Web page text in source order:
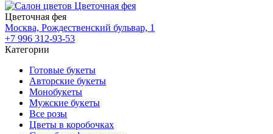
Цветочная фея
Москва, Рождественский бульвар, 1
+7 996 312-93-53
Категории
Готовые букеты
Авторские букеты
Монобукеты
Мужские букеты
Все розы
Цветы в коробочках